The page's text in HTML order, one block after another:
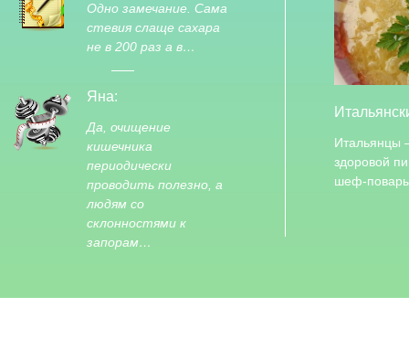
Одно замечание. Сама
стевия слаще сахара
не в 200 раз а в…
Яна:
Да, очищение
кишечника
периодически
проводить полезно, а
людям со
склонностями к
запорам…
Итальянцы
здоровой
шеф-